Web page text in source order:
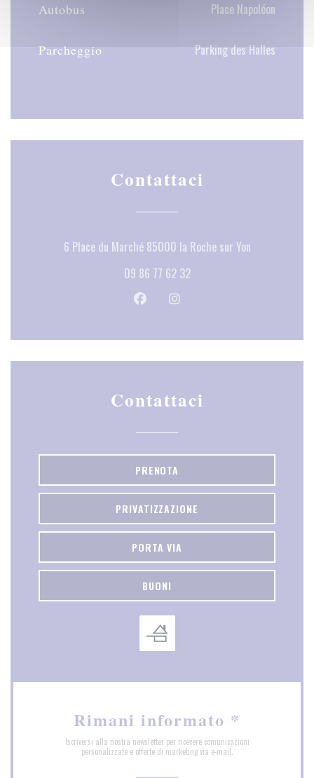
Autobus Place Napoléon
Parcheggio Parking des Halles
Contattaci
6 Place du Marché 85000 la Roche sur Yon((apre una
09 86 77 62 32
Facebook ((apre una nuova finestra))
Instagram ((apre una nuova
Contattaci
PRENOTA
PRIVATIZZAZIONE
PORTA VIA
BUONI
Rimani informato *
Iscriversi alla nostra newsletter per ricevere comunicazioni
personalizzate e offerte di marketing via e-mail.